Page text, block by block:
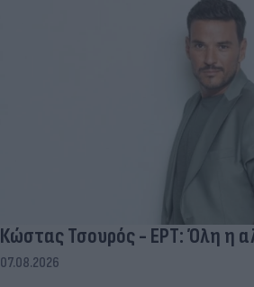
Κώστας Τσουρός - ΕΡΤ: Όλη η
07.08.2026